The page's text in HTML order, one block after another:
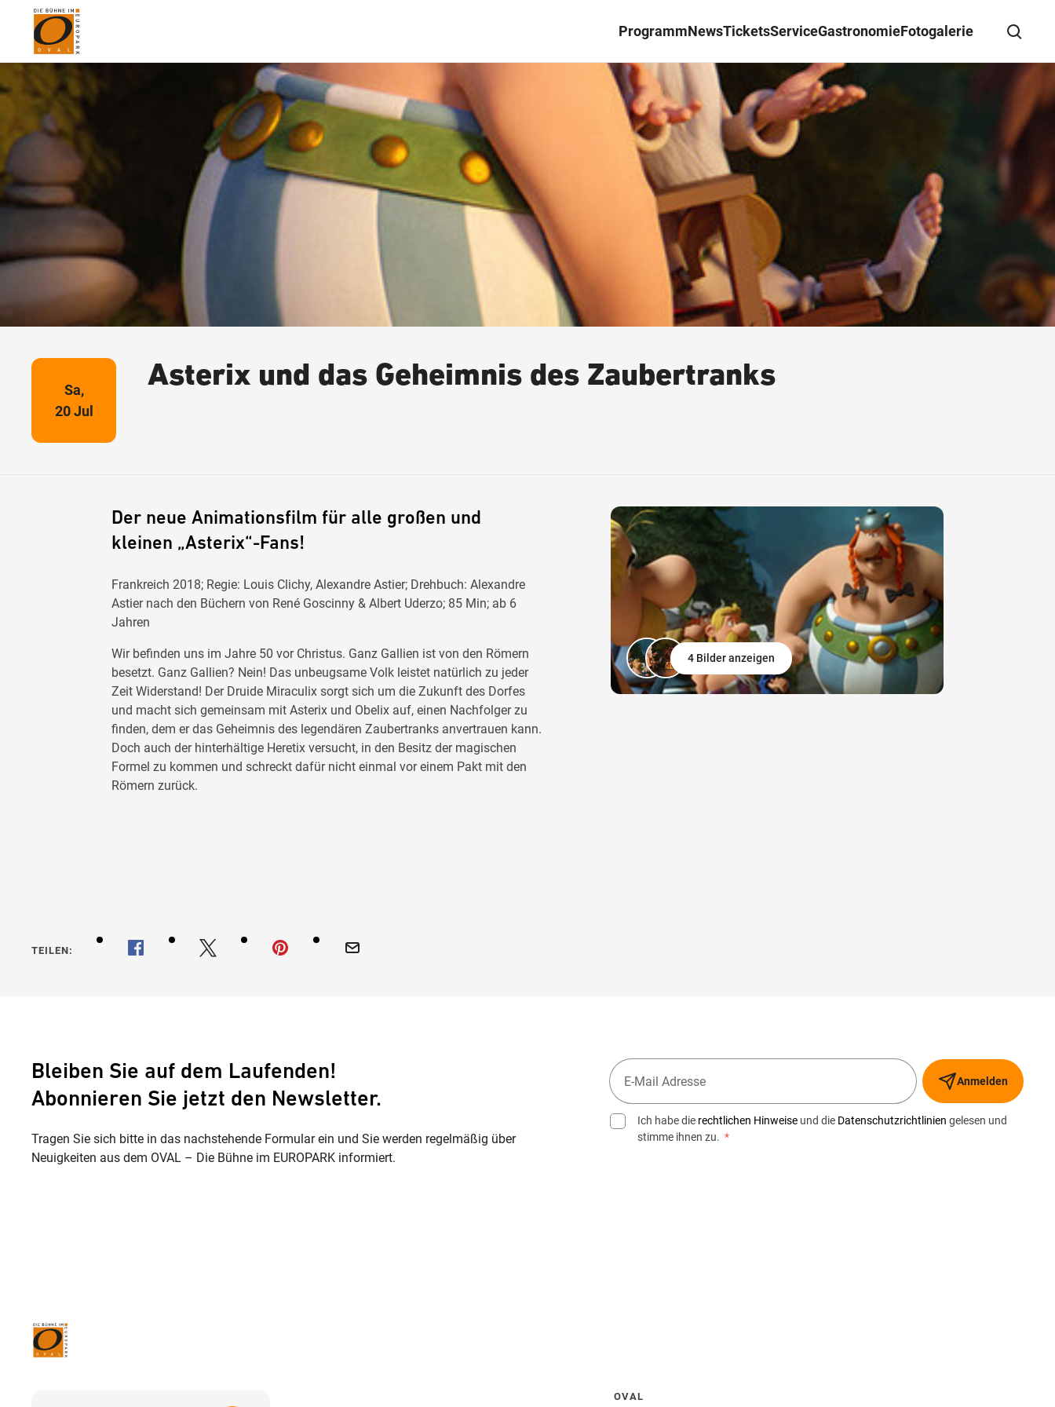
ProgrammNewsTicketsServiceGastronomieFotogalerie
Suche schließen
Wegbeschreibung erhalten
Sa,
20 Jul
Asterix und das Geheimnis des Zaubertranks
Der neue Animationsfilm für alle großen und
kleinen „Asterix“-Fans!
Frankreich 2018; Regie: Louis Clichy, Alexandre Astier; Drehbuch: Alexandre
Astier nach den Büchern von René Goscinny & Albert Uderzo; 85 Min; ab 6
Jahren
Wir befinden uns im Jahre 50 vor Christus. Ganz Gallien ist von den Römern
besetzt. Ganz Gallien? Nein! Das unbeugsame Volk leistet natürlich zu jeder
Zeit Widerstand! Der Druide Miraculix sorgt sich um die Zukunft des Dorfes
und macht sich gemeinsam mit Asterix und Obelix auf, einen Nachfolger zu
finden, dem er das Geheimnis des legendären Zaubertranks anvertrauen kann.
Doch auch der hinterhältige Heretix versucht, in den Besitz der magischen
Formel zu kommen und schreckt dafür nicht einmal vor einem Pakt mit den
Römern zurück.
4 Bilder anzeigen
TEILEN:
Bleiben Sie auf dem Laufenden!
Abonnieren Sie jetzt den Newsletter.
Tragen Sie sich bitte in das nachstehende Formular ein und Sie werden regelmäßig über
Neuigkeiten aus dem OVAL – Die Bühne im EUROPARK informiert.
Anmelden
Ich habe die rechtlichen Hinweise und die Datenschutzrichtlinien gelesen und
stimme ihnen zu. *
OVAL